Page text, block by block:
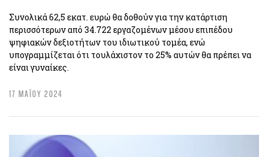
Συνολικά 62,5 εκατ. ευρώ θα δοθούν για την κατάρτιση
περισσότερων από 34.722 εργαζομένων μέσου επιπέδου
ψηφιακών δεξιοτήτων του ιδιωτικού τομέα, ενώ
υπογραμμίζεται ότι τουλάχιστον το 25% αυτών θα πρέπει να
είναι γυναίκες.
17 ΜΑΪΟΥ 2024